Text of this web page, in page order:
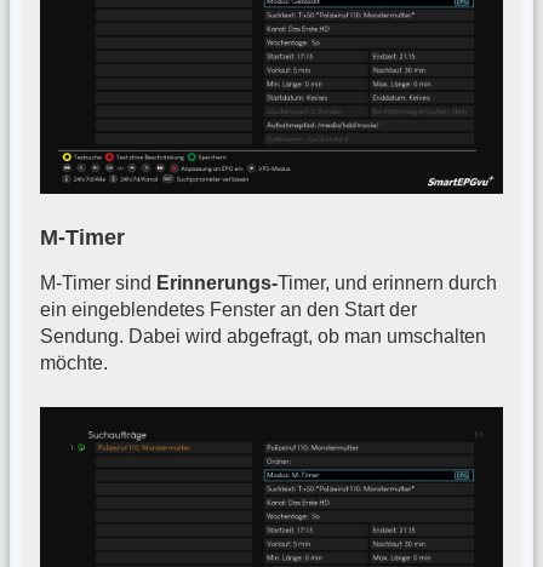
M-Timer
M-Timer sind Erinnerungs-Timer, und erinnern durch
ein eingeblendetes Fenster an den Start der
Sendung. Dabei wird abgefragt, ob man umschalten
möchte.